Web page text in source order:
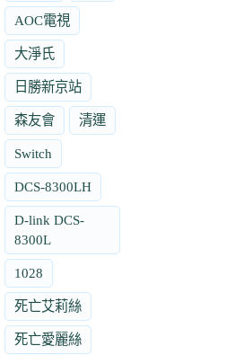
AOC電視
大淨氏
日勝新京站
森友會 清運
Switch
DCS-8300LH
D-link DCS-
8300L
1028
死亡艾莉絲
死亡愛麗絲